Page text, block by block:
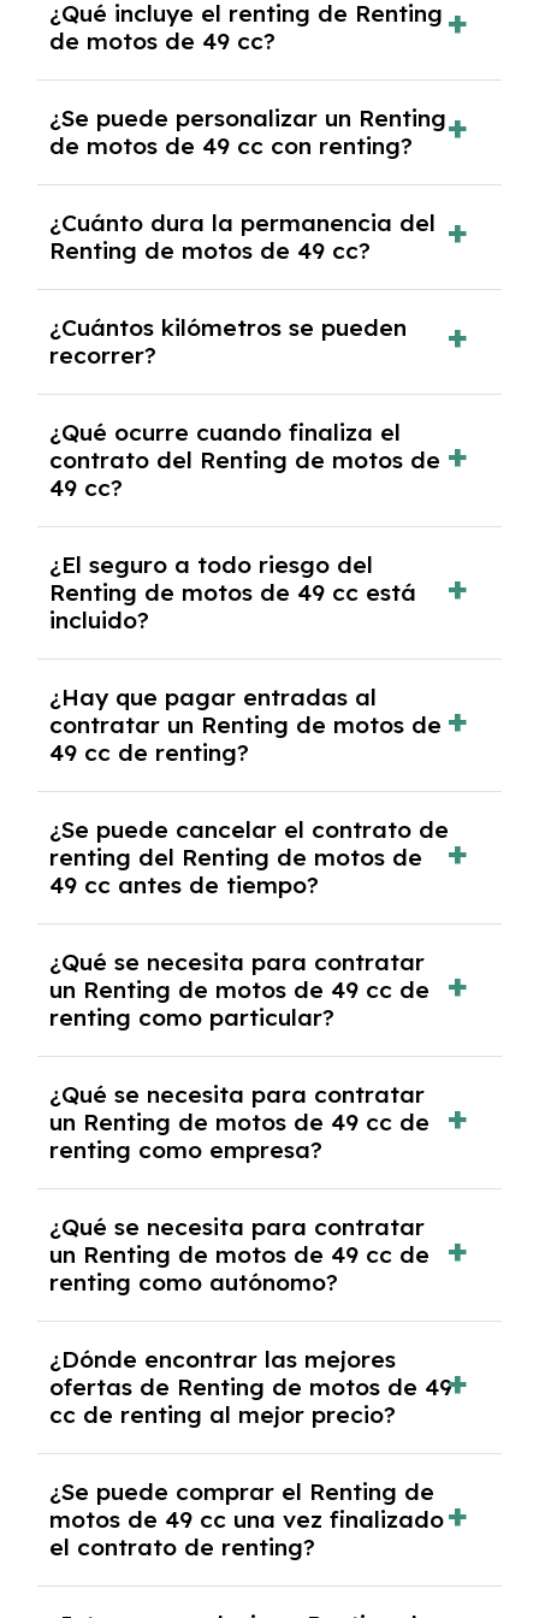
un contrato de alquiler a largo plazo en el que
pagas una cuota mensual fija por el uso del
coche durante un periodo determinado,
generalmente entre 2 y 5 años.
¿Qué incluye el renting de Renting
de motos de 49 cc?
seguro a todo riesgo, mantenimiento,
reparaciones, impuestos, asistencia en
carretera y gestión de la documentación.
¿Se puede personalizar un Renting
de motos de 49 cc con renting?
opciones y equipamiento adicional, siempre y
cuando lo pactes con la empresa de renting.
¿Cuánto dura la permanencia del
Renting de motos de 49 cc?
renting, que normalmente varía entre 2 y 5
años.
¿Cuántos kilómetros se pueden
recorrer?
contrato y puede variar entre 10,000 y
30,000 km anuales. Si excedes ese límite,
puede haber un cargo adicional.
¿Qué ocurre cuando finaliza el
contrato del Renting de motos de
49 cc?
coche, renovarlo por uno nuevo o, en algunos
casos, comprarlo a un precio previamente
acordado.
¿El seguro a todo riesgo del
Renting de motos de 49 cc está
incluido?
de motos de 49 cc con el seguro a todo
riesgo sin franquicia incluido dentro de las
cuotas mensuales.
¿Hay que pagar entradas al
contratar un Renting de motos de
49 cc de renting?
tendrás que pagar ningún tipo de entrada
salvo en casos que lo exija el proveedor
debido al resultado del estudio de viabilidad
económica.
¿Se puede cancelar el contrato de
renting del Renting de motos de
49 cc antes de tiempo?
pero puede haber penalizaciones por
cancelación anticipada. Es importante revisar
las condiciones del contrato y hablar con un
experto que te asesore.
¿Qué se necesita para contratar
un Renting de motos de 49 cc de
renting como particular?
y, en algunos casos, una consulta de solvencia
crediticia y un pago inicial.
¿Qué se necesita para contratar
un Renting de motos de 49 cc de
renting como empresa?
documentación financiera y, en algunos
casos, un informe de solvencia de la empresa
y un pago inicial.
¿Qué se necesita para contratar
un Renting de motos de 49 cc de
renting como autónomo?
autónomos, justificante de ingresos y, en
algunos casos, un informe fiscal y un pago
inicial.
¿Dónde encontrar las mejores
ofertas de Renting de motos de 49
cc de renting al mejor precio?
mejores ofertas de vehículos de renting con
todos los gastos incluidos y sin pagar
entradas.
¿Se puede comprar el Renting de
motos de 49 cc una vez finalizado
el contrato de renting?